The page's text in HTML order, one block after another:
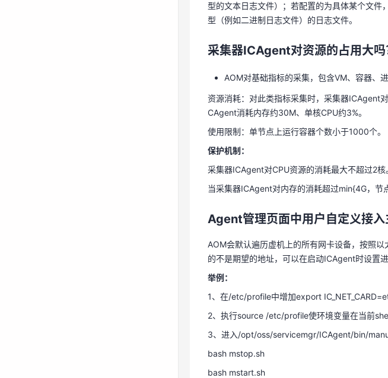
采集器ICAgent对资源的占用大
资源消耗：对此类指标采集时，采集器ICAgent
保护机制：
采集器ICAgent对CPU资源的消耗最大不超过2核
当采集器ICAgent对内存的消耗超过min{4G，节
Agent管理页面中用户自定义接入
的不是期望的地址，可以在启动ICAgent时设置
1、在/etc/profile中增加export
2、执行source /etc/profile使环境变量在当前
3、进入/opt/oss/servicemgr/ICAgent/bin/
bash mstop.sh
bash mstart.sh
4、查看该环境变量是否正确传递到应用中。
strings /proc/{icagentprocid}/envrion | grep
型的文本日志文件）；若配置的为具体某个文件
型（例如二进制日志文件）的日志文件。
采集器ICAgent对资源的占用大吗
AOM对基础指标的采集，包含VM、容器、
资源消耗：对此类指标采集时，采集器ICAgent
CAgent消耗内存约30M、单核CPU约3%。
使用限制：单节点上运行容器个数小于1000个。
保护机制：
采集器ICAgent对CPU资源的消耗最大不超过2核
当采集器ICAgent对内存的消耗超过min{4G，节
Agent管理页面中用户自定义接入
AOM会默认遍历虚机上的所有网卡设备，按照
的不是期望的地址，可以在启动ICAgent时设置
举例：
1、在/etc/profile中增加export
2、执行source /etc/profile使环境变量在当前
3、进入/opt/oss/servicemgr/ICAgent/bin/
bash mstop.sh
bash mstart.sh